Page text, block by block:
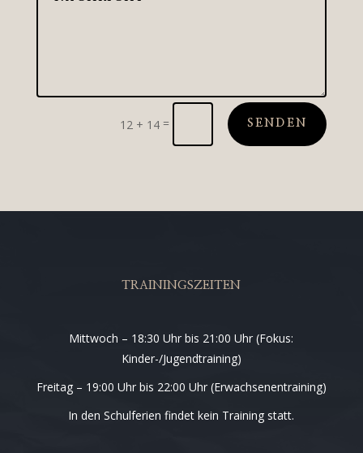
12 + 14= SENDEN
TRAININGSZEITEN
Mittwoch – 18:30 Uhr bis 21:00 Uhr (Fokus:
Kinder-/Jugendtraining)
Freitag – 19:00 Uhr bis 22:00 Uhr (Erwachsenentraining)
In den Schulferien findet kein Training statt.